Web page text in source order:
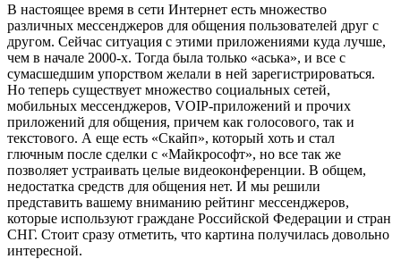
В настоящее время в сети Интернет есть множество
различных мессенджеров для общения пользователей друг с
другом. Сейчас ситуация с этими приложениями куда лучше,
чем в начале 2000-х. Тогда была только «аська», и все с
сумасшедшим упорством желали в ней зарегистрироваться.
Но теперь существует множество социальных сетей,
мобильных мессенджеров, VOIP-приложений и прочих
приложений для общения, причем как голосового, так и
текстового. А еще есть «Скайп», который хоть и стал
глючным после сделки с «Майкрософт», но все так же
позволяет устраивать целые видеоконференции. В общем,
недостатка средств для общения нет. И мы решили
представить вашему вниманию рейтинг мессенджеров,
которые используют граждане Российской Федерации и стран
СНГ. Стоит сразу отметить, что картина получилась довольно
интересной.